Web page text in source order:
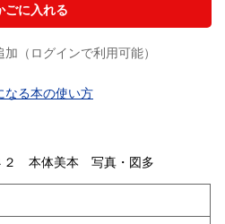
ごに入れる
（ログインで利用可能）
なる本の使い方
本体美本 写真・図多